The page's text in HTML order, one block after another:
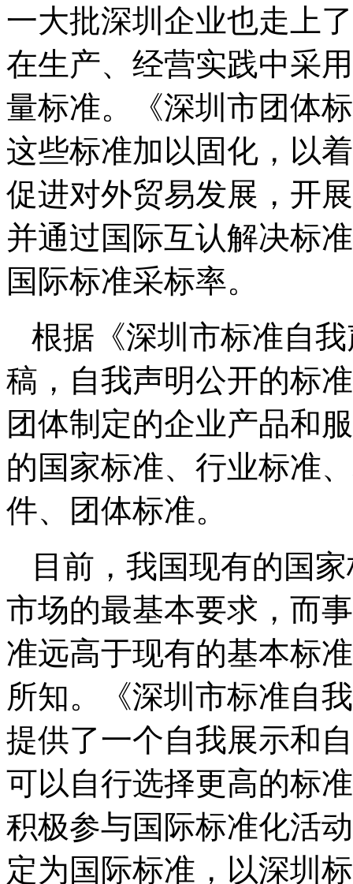
一大批深圳企业也走上
在生产、经营实践中采
量标准。《深圳市团体
这些标准加以固化，以
促进对外贸易发展，开
并通过国际互认解决标
国际标准采标率。
根据《深圳市标准自
稿，自我声明公开的标
团体制定的企业产品和
的国家标准、行业标准
件、团体标准。
目前，我国现有的国
市场的最基本要求，而
准远高于现有的基本标
所知。《深圳市标准自
提供了一个自我展示和
可以自行选择更高的标
积极参与国际标准化活
定为国际标准，以深圳